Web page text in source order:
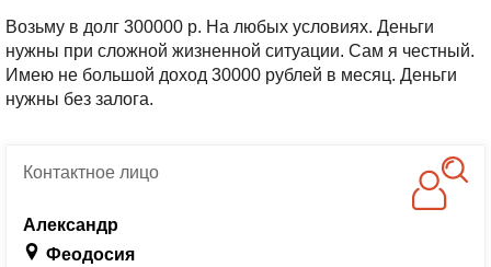
Возьму в долг 300000 р. На любых условиях. Деньги
нужны при сложной жизненной ситуации. Сам я честный.
Имею не большой доход 30000 рублей в месяц. Деньги
нужны без залога.
Контактноелицо
Александр
Феодосия